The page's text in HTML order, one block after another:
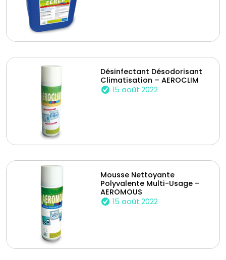
Désinfectant Désodorisant
Climatisation – AEROCLIM
15 août 2022
Mousse Nettoyante
Polyvalente Multi-Usage –
AEROMOUS
15 août 2022